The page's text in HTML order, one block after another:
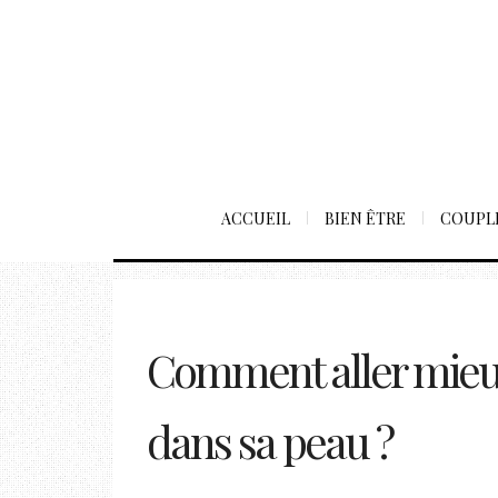
ACCUEIL BIEN ÊTRE
Comment aller
dans sa peau ?